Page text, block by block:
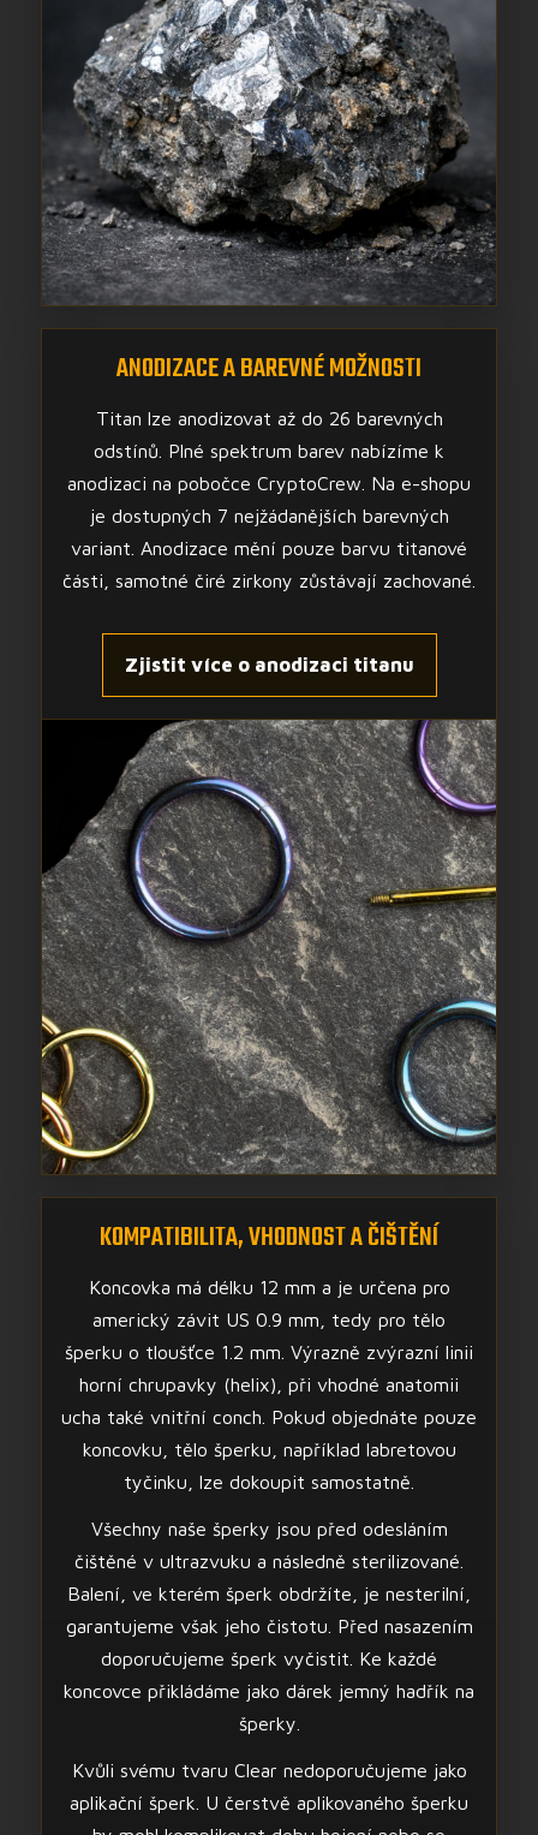
ANODIZACE A BAREVNÉ MOŽNOSTI
Titan lze anodizovat až do 26 barevných
odstínů. Plné spektrum barev nabízíme k
anodizaci na pobočce CryptoCrew. Na e-shopu
je dostupných 7 nejžádanějších barevných
variant. Anodizace mění pouze barvu titanové
části, samotné čiré zirkony zůstávají zachované.
Zjistit více o anodizaci titanu
KOMPATIBILITA, VHODNOST A ČIŠTĚNÍ
Koncovka má délku 12 mm a je určena pro
americký závit US 0.9 mm, tedy pro tělo
šperku o tloušťce 1.2 mm. Výrazně zvýrazní linii
horní chrupavky (helix), při vhodné anatomii
ucha také vnitřní conch. Pokud objednáte pouze
koncovku, tělo šperku, například labretovou
tyčinku, lze dokoupit samostatně.
Všechny naše šperky jsou před odesláním
čištěné v ultrazvuku a následně sterilizované.
Balení, ve kterém šperk obdržíte, je nesterilní,
garantujeme však jeho čistotu. Před nasazením
doporučujeme šperk vyčistit. Ke každé
koncovce přikládáme jako dárek jemný hadřík na
šperky.
Kvůli svému tvaru Clear nedoporučujeme jako
aplikační šperk. U čerstvě aplikovaného šperku